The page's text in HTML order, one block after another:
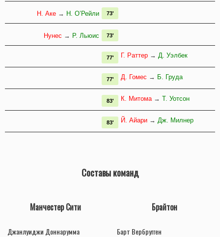
Н. Аке → Н. О’Рейли 73'
Нунес → Р. Льюис 73'
Г. Раттер → Д. Уэлбек
77'
Д. Гомес → Б. Груда
77'
К. Митома→ Т. Уотсон
83'
Й. Айари → Дж. Милнер
83'
Составы команд
Манчестер Сити
Джанлуиджи Доннарумма
Брайтон
Барт Вербругген